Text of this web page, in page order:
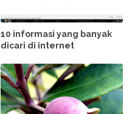
10 informasi yang banyak
dicari di internet